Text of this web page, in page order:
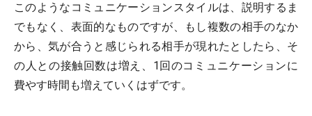
このようなコミュニケーションスタイルは、説明するま
でもなく、表面的なものですが、もし複数の相手のなか
から、気が合うと感じられる相手が現れたとしたら、そ
の人との接触回数は増え、1回のコミュニケーションに
費やす時間も増えていくはずです。